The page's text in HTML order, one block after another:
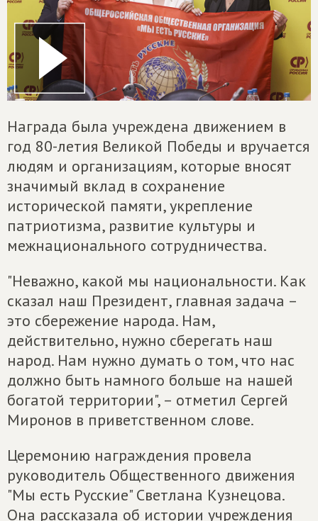
Награда была учреждена движением в
год 80-летия Великой Победы и вручается
людям и организациям, которые вносят
значимый вклад в сохранение
исторической памяти, укрепление
патриотизма, развитие культуры и
межнационального сотрудничества.
"Неважно, какой мы национальности. Как
сказал наш Президент, главная задача –
это сбережение народа. Нам,
действительно, нужно сберегать наш
народ. Нам нужно думать о том, что нас
должно быть намного больше на нашей
богатой территории", – отметил Сергей
Миронов в приветственном слове.
Церемонию награждения провела
руководитель Общественного движения
"Мы есть Русские" Светлана Кузнецова.
Она рассказала об истории учреждения